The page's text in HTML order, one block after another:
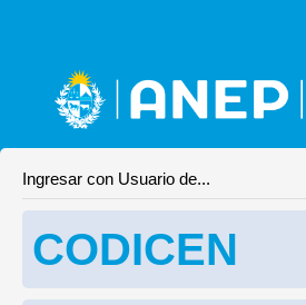
Ingresar con Usuario de...
CODICEN